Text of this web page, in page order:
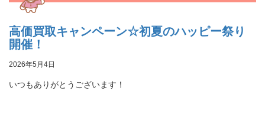
高価買取キャンペーン☆初夏のハッピー祭り
開催！
2026年5月4日
いつもありがとうございます！